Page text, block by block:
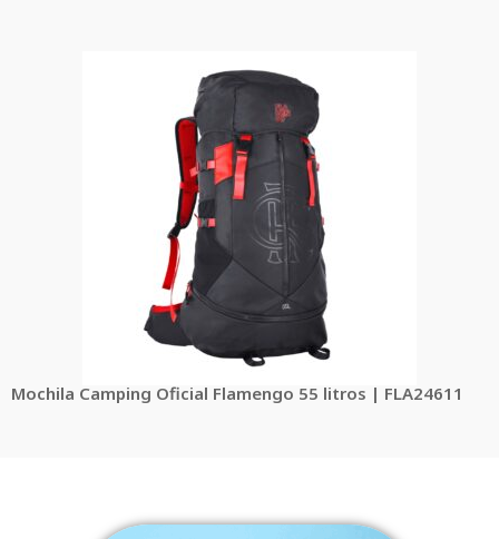
Mochila Camping Oficial Flamengo 55 litros | FLA24611